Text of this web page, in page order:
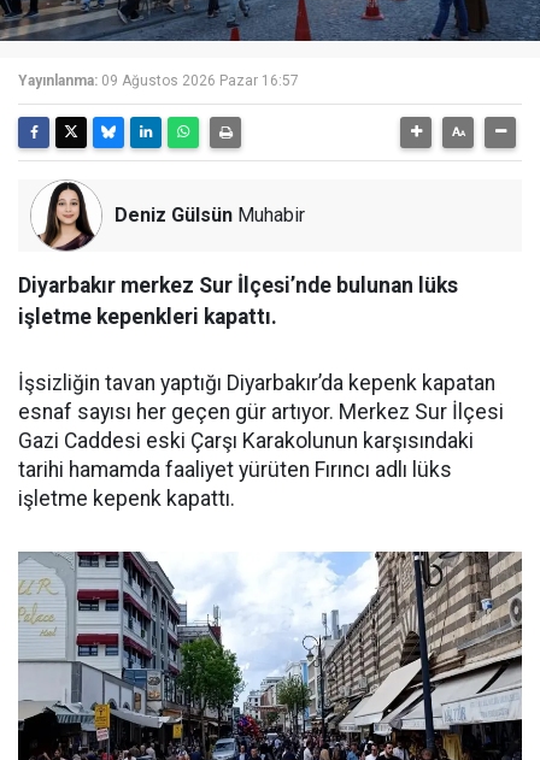
Yayınlanma: 09 Ağustos 2026 Pazar 16:57
Deniz Gülsün Muhabir
Diyarbakır merkez Sur İlçesi’nde bulunan lüks
işletme kepenkleri kapattı.
İşsizliğin tavan yaptığı Diyarbakır’da kepenk kapatan
esnaf sayısı her geçen gür artıyor. Merkez Sur İlçesi
Gazi Caddesi eski Çarşı Karakolunun karşısındaki
tarihi hamamda faaliyet yürüten Fırıncı adlı lüks
işletme kepenk kapattı.